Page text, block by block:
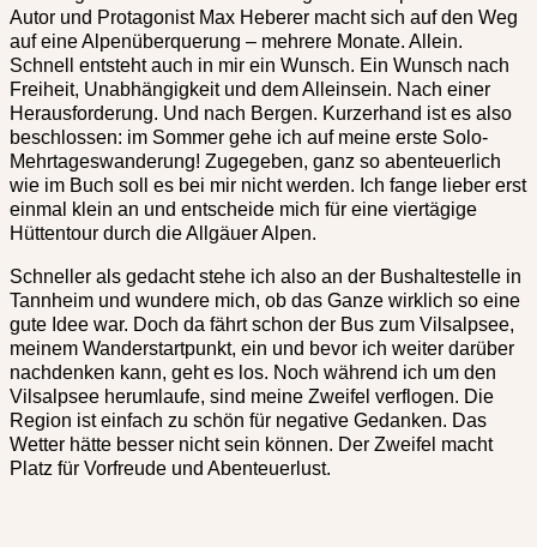
Autor und Protagonist Max Heberer macht sich auf den Weg
auf eine Alpenüberquerung – mehrere Monate. Allein.
Schnell entsteht auch in mir ein Wunsch. Ein Wunsch nach
Freiheit, Unabhängigkeit und dem Alleinsein. Nach einer
Herausforderung. Und nach Bergen. Kurzerhand ist es also
beschlossen: im Sommer gehe ich auf meine erste Solo-
Mehrtageswanderung! Zugegeben, ganz so abenteuerlich
wie im Buch soll es bei mir nicht werden. Ich fange lieber erst
einmal klein an und entscheide mich für eine viertägige
Hüttentour durch die Allgäuer Alpen.
Schneller als gedacht stehe ich also an der Bushaltestelle in
Tannheim und wundere mich, ob das Ganze wirklich so eine
gute Idee war. Doch da fährt schon der Bus zum Vilsalpsee,
meinem Wanderstartpunkt, ein und bevor ich weiter darüber
nachdenken kann, geht es los. Noch während ich um den
Vilsalpsee herumlaufe, sind meine Zweifel verflogen. Die
Region ist einfach zu schön für negative Gedanken. Das
Wetter hätte besser nicht sein können. Der Zweifel macht
Platz für Vorfreude und Abenteuerlust.